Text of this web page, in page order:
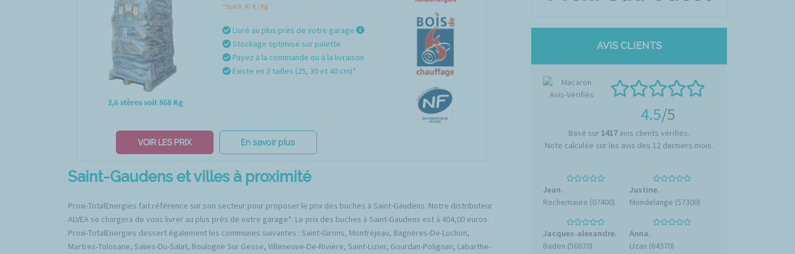
2,6 stères soit 868 Kg
*Soit 0,47 € / Kg
Livré au plus près de votre garage
Stockage optimisé sur palette
Payez à la commande ou à la livraison
Existe en 3 tailles (25, 30 et 40 cm)*
VOIR LES PRIX En savoir plus
Saint-Gaudens et villes à proximité
Proxi-TotalEnergies fait référence sur son secteur pour proposer le prix des buches à Saint-Gaudens. Notre distributeur
ALVEA se chargera de vous livrer au plus près de votre garage*. Le prix des buches à Saint-Gaudens est à 404,00 euros.
Proxi-TotalEnergies dessert également les communes suivantes : Saint-Girons, Montréjeau, Bagnères-De-Luchon,
Martres-Tolosane, Salies-Du-Salat, Boulogne Sur Gesse, Villeneuve-De-Rivière, Saint-Lizier, Gourdan-Polignan, Labarthe-
AVIS CLIENTS
4.5/5
Basé sur 1417avis clients vérifiés.
Note calculée sur les avis des 12 derniers mois.
Jean.
Rochemaure (07400)
Justine.
Mondelange (57300)
Jacques-alexandre.
Baden (56870)
Anna.
Uzan (64370)